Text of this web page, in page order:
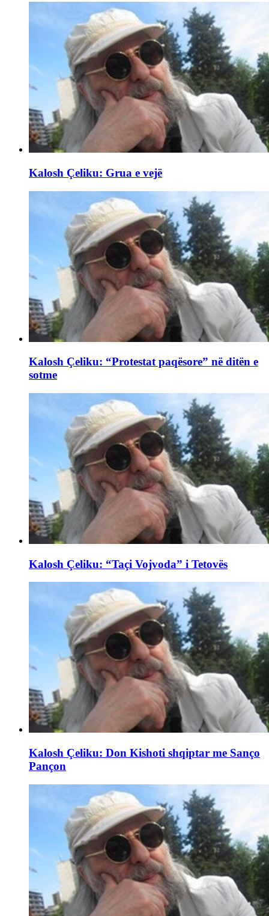
Kalosh Çeliku: Grua e vejë
Kalosh Çeliku: “Protestat paqësore” në ditën e
sotme
Kalosh Çeliku: “Taçi Vojvoda” i Tetovës
Kalosh Çeliku: Don Kishoti shqiptar me Sanço
Pançon